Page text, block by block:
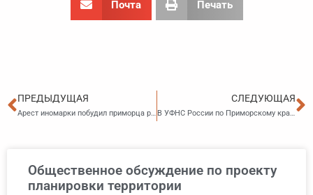
Почта Печать
Пред
ПРЕДЫДУЩАЯ
Арест иномарки побудил приморца рассчитаться с долговыми обязательствами
СЛЕДУЮЩАЯ
В УФНС России по Приморскому краю подвели итоги работы за 7 месяцев 2021 года на заседании расширенной коллегии
Общественное обсуждение по проекту
планировки территории